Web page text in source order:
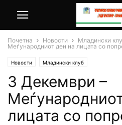
Почетна Новости Младински
Меѓународниот ден на лицата со
Новости Младински клуб
3 Декември –
лицата со